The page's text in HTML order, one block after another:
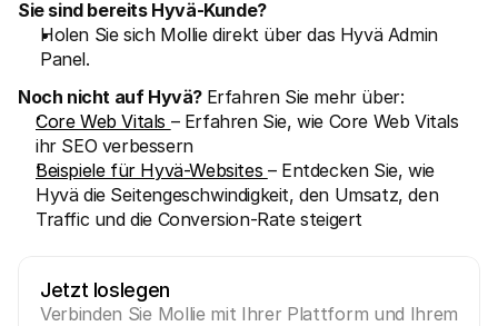
Sie sind bereits Hyvä-Kunde?
Holen Sie sich Mollie direkt über das Hyvä Admin
Panel.
Noch nicht auf Hyvä? Erfahren Sie mehr über:
Core Web Vitals – Erfahren Sie, wie Core Web Vitals
ihr SEO verbessern
Beispiele für Hyvä-Websites – Entdecken Sie, wie
Hyvä die Seitengeschwindigkeit, den Umsatz, den
Traffic und die Conversion-Rate steigert
Jetzt loslegen
Verbinden Sie Mollie mit Ihrer Plattform und Ihrem